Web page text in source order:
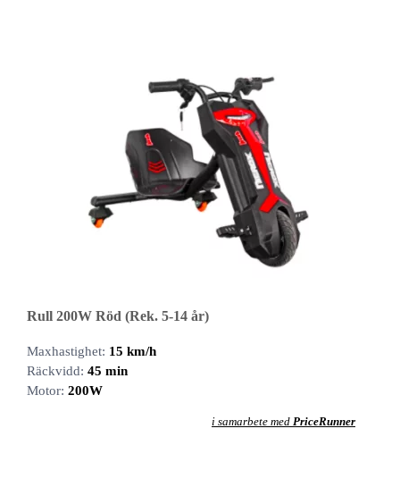
Rull 200W Röd (Rek. 5-14 år)
Maxhastighet: 15 km/h
Räckvidd: 45 min
Motor: 200W
i samarbete med PriceRunner